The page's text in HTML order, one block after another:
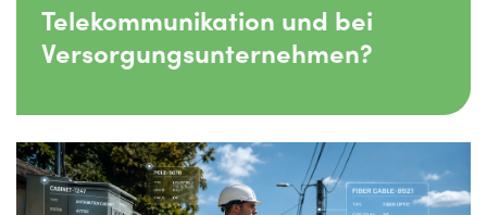
Telekommunikation und bei
Versorgungsunternehmen?